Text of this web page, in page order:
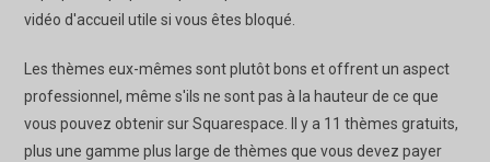
vidéo d'accueil utile si vous êtes bloqué.
Les thèmes eux-mêmes sont plutôt bons et offrent un aspect
professionnel, même s'ils ne sont pas à la hauteur de ce que
vous pouvez obtenir sur Squarespace. Il y a 11 thèmes gratuits,
plus une gamme plus large de thèmes que vous devez payer